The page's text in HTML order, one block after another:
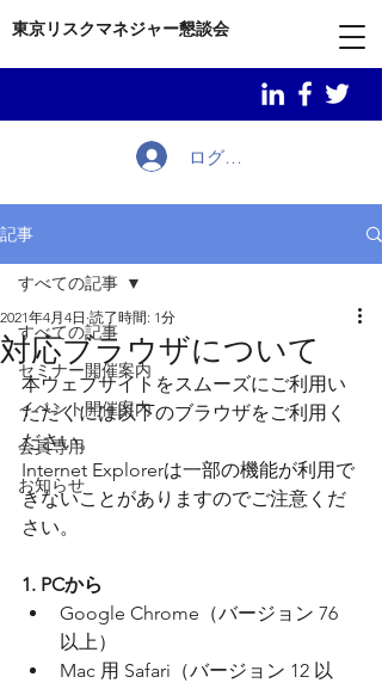
東京リスクマネジャー懇談会
ログイン
記事
すべての記事
セミナー開催案内
イベント開催案内
会員専用
お知らせ
すべての記事
対応ブラウザについて
2021年4月4日 読了時間: 1分
本ウェブサイトをスムーズにご利用い
ただくには以下のブラウザをご利用く
ださい。
Internet Explorerは一部の機能が利用で
きないことがありますのでご注意くだ
さい。
1. PCから
Google Chrome（バージョン 76
以上）
Mac 用 Safari（バージョン 12 以